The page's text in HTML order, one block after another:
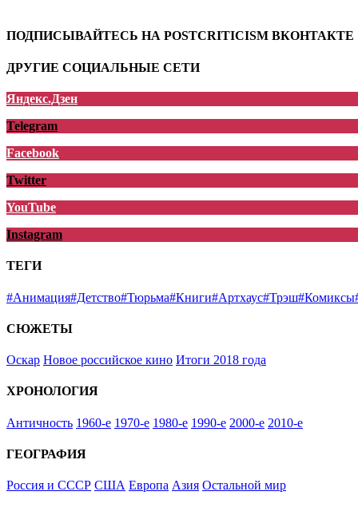
ПОДПИСЫВАЙТЕСЬ НА POSTCRITICISM ВКОНТАКТЕ
ДРУГИЕ СОЦИАЛЬНЫЕ СЕТИ
Яндекс.Дзен
Telegram
Facebook
Twitter
YouTube
Instagram
ТЕГИ
#Анимация#Детство#Тюрьма#Книги#Артхаус#Трэш#Комиксы
СЮЖЕТЫ
Оскар Новое российское кино Итоги 2018 года
ХРОНОЛОГИЯ
Античность 1960-е 1970-е 1980-е 1990-е 2000-е 2010-е
ГЕОГРАФИЯ
Россия и СССР США Европа Азия Остальной мир